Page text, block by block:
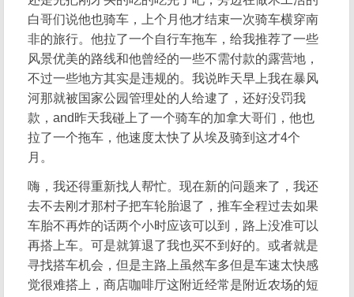
白哥们说他也骑车，上个月他才结束一次骑车横穿南
非的旅行。他拉了一个自行车拖车，给我推荐了一些
风景优美的路线和他曾经的一些不需付款的露营地，
不过一些地方其实是违规的。我说昨天早上我在暴风
河那就被国家公园管理处的人给逮了，还好没罚我
款，and昨天我碰上了一个骑车的加拿大哥们，他也
拉了一个拖车，他速度太快了从埃及骑到这才4个
月。
嗨，我还得重新找人帮忙。现在新的问题来了，我还
去不去刚才那村子把车轮胎退了，推车全程过去如果
车胎不再炸的话两个小时应该可以到，路上没准可以
再搭上车。可是就算退了我也买不到好的。或者就是
寻找搭车机会，但是主路上虽然车多但是车速太快感
觉很难搭上，商店咖啡厅这附近经常是附近农场的短